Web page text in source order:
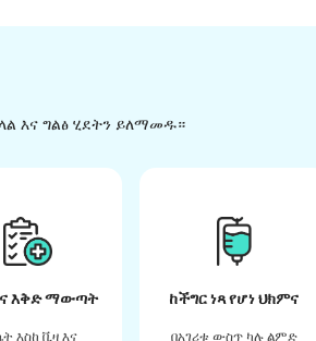
እና ግልፅ ሂደትን ይለማመዱ።
እቅድ ማውጣት
እስከ ቪዛ እና
ከችግር ነጻ የሆነ ህክምና
በአገሪቱ ውስጥ ካሉ ልምድ